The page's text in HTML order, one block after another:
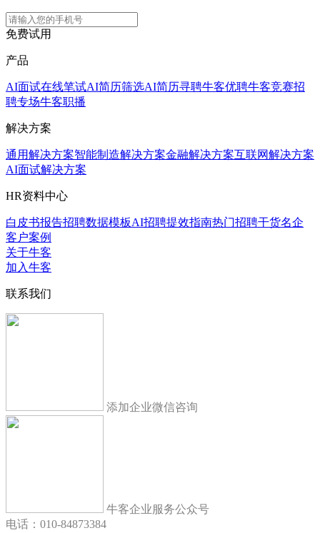
免费试用
产品
AI面试在线笔试AI简历筛选AI简历寻聘牛客优聘牛客竞赛招
聘专场牛客职播
解决方案
通用解决方案智能制造解决方案金融解决方案互联网解决方案
AI面试解决方案
HR资料中心
白皮书报告招聘数据模板AI招聘提效指南热门招聘干货名企
客户案例
关于牛客
加入牛客
联系我们
添加企业微信咨询
牛客企业服务公众号
电话：010-84873384